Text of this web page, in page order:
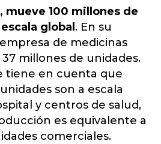
mueve 100 millones de
global . En su
de medicinas
millones de unidades.
tiene en cuenta que
son a escala
y centros de salud,
es equivalente a
comerciales.